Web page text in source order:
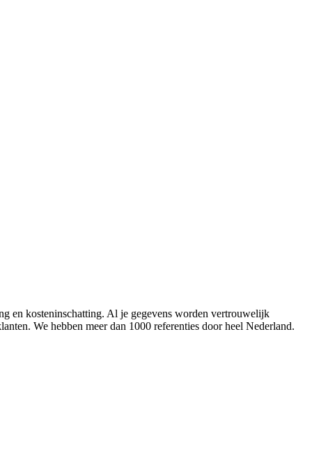
en kosteninschatting. Al je gegevens worden vertrouwelijk
We hebben meer dan 1000 referenties door heel Nederland.